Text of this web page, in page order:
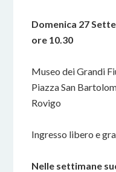
Domenica 27
ore 10.30
Museo dei Grandi
Piazza San
Rovigo
Ingresso libero e
Nelle settimane